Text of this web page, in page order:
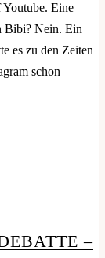
Eine
Bibi? Nein. Ein
es zu den Zeiten
schon
–